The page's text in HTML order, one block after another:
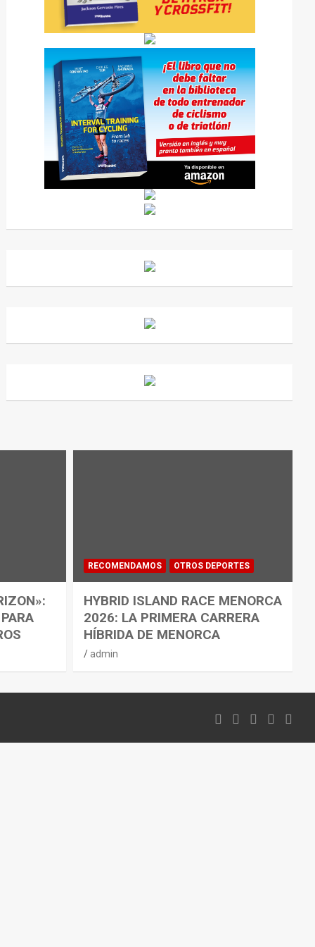
RECOMENDAMOS OTROS DEPORTES
HYBRID ISLAND RACE MENORCA
2026: LA PRIMERA CARRERA
HÍBRIDA DE MENORCA
admin